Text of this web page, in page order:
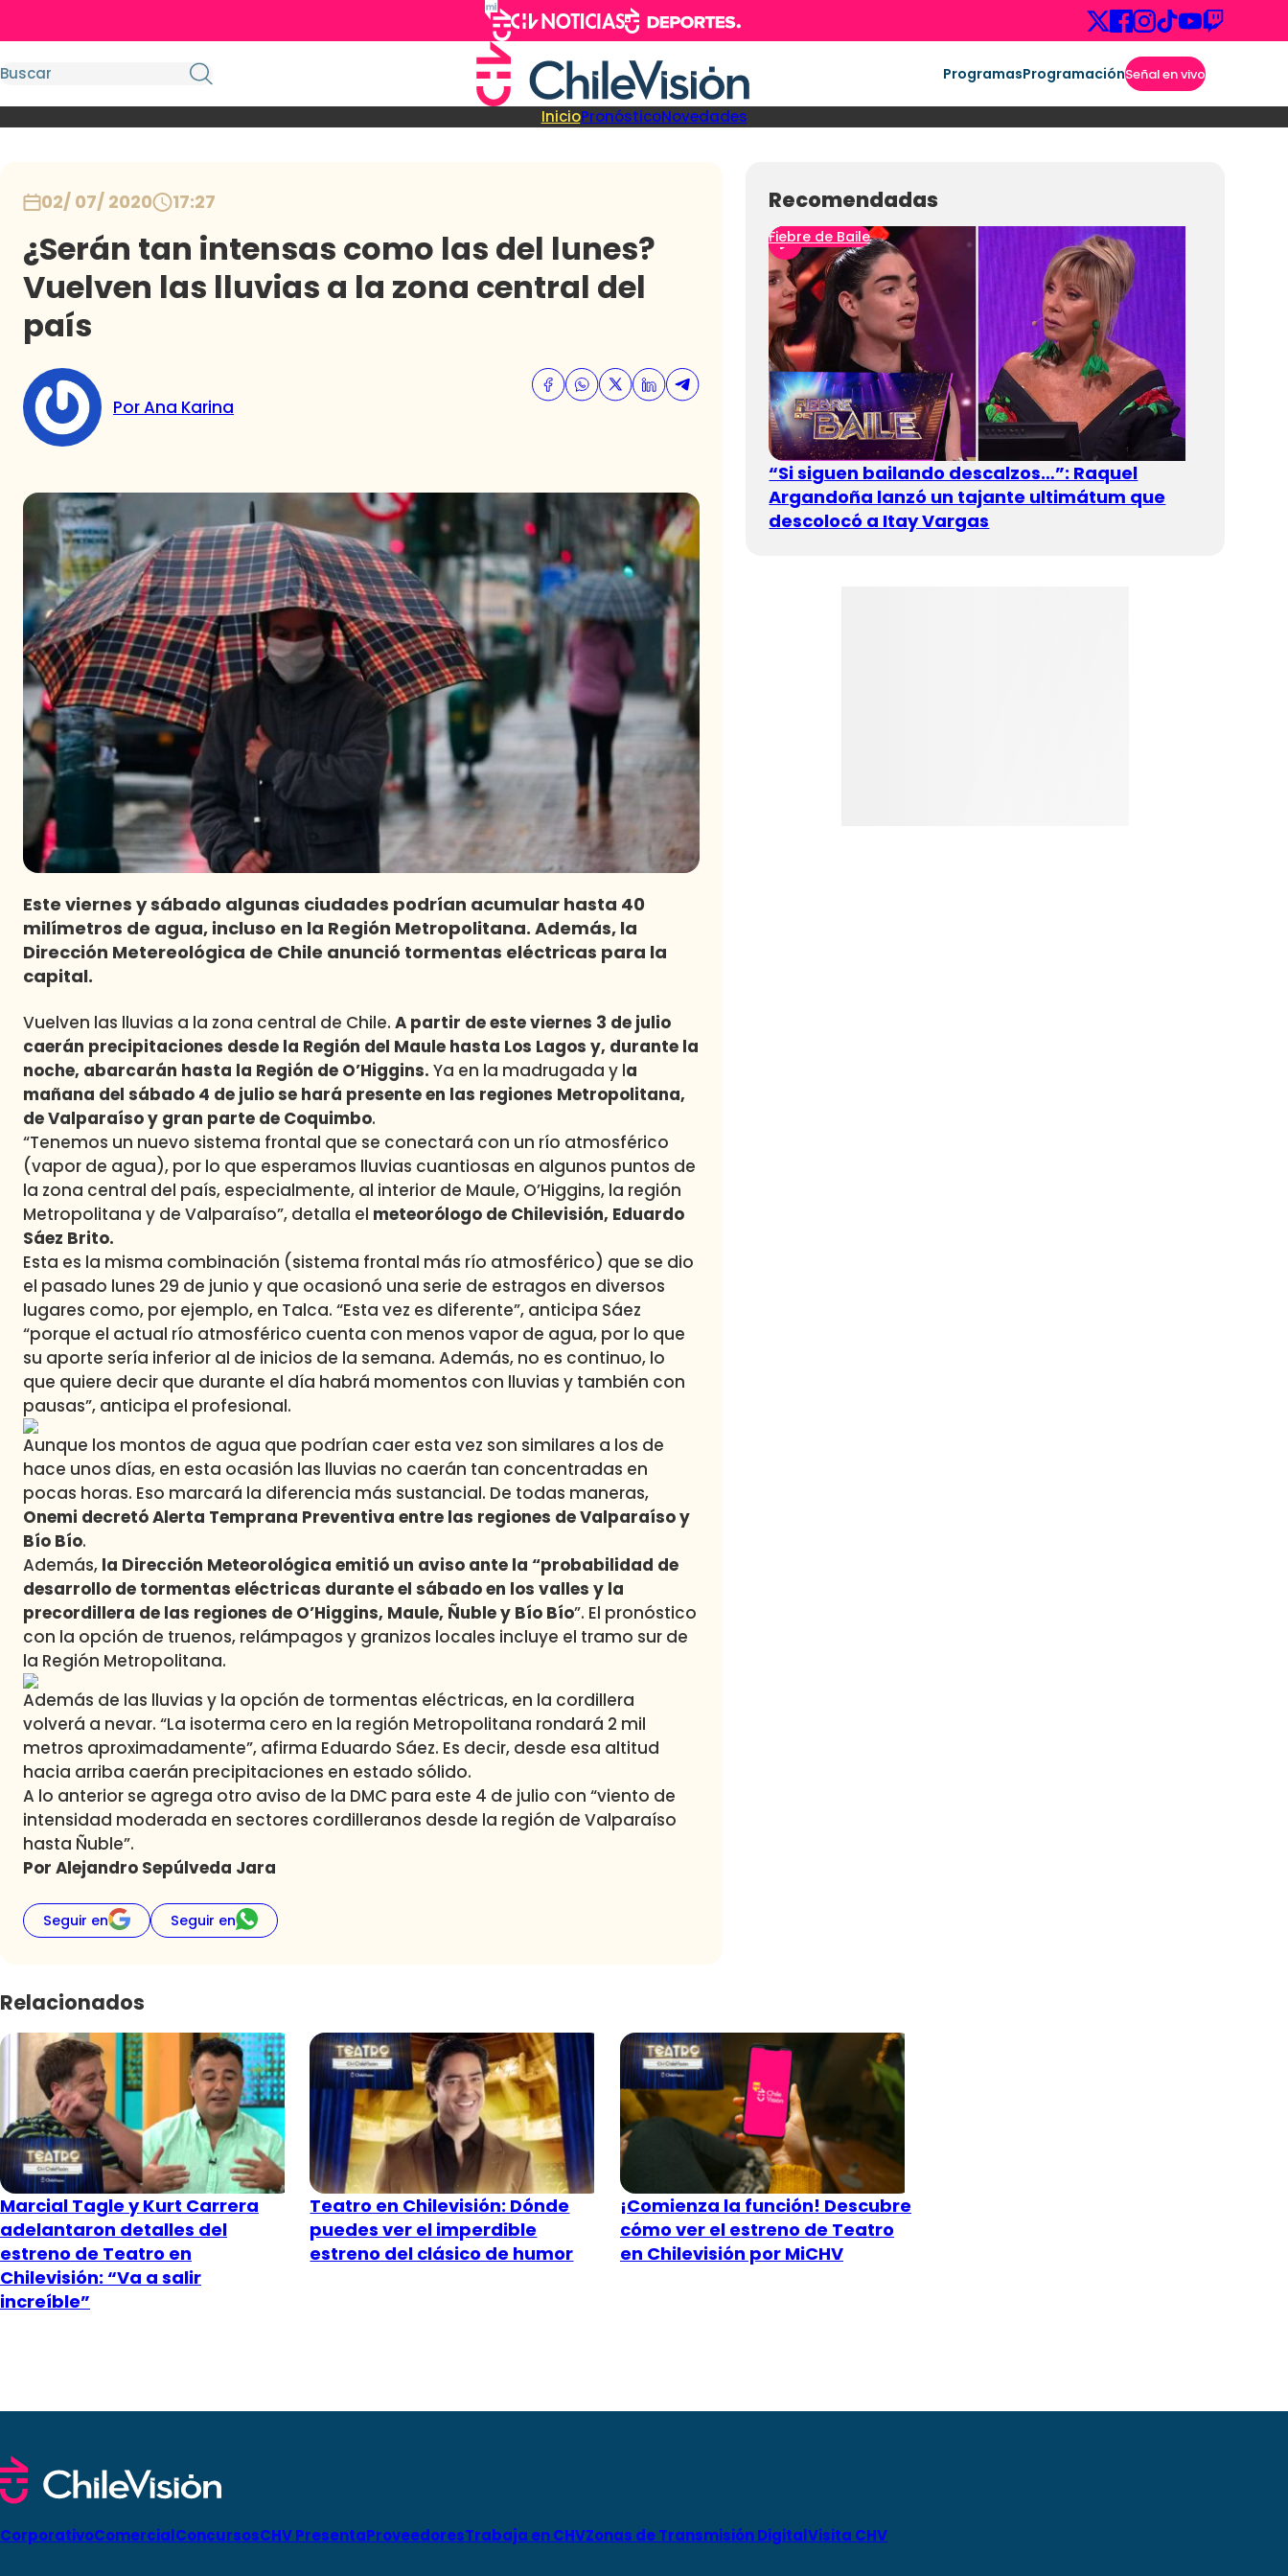
ProgramasProgramaciónSeñal en vivo
InicioPronósticoNovedades
02/ 07/ 2020 17:27
¿Serán tan intensas como las del lunes?
Vuelven las lluvias a la zona central del
país
Por Ana Karina
Este viernes y sábado algunas ciudades podrían acumular hasta 40
milímetros de agua, incluso en la Región Metropolitana. Además, la
Dirección Metereológica de Chile anunció tormentas eléctricas para la
capital.
Vuelven las lluvias a la zona central de Chile. A partir de este viernes 3 de julio
caerán precipitaciones desde la Región del Maule hasta Los Lagos y, durante la
noche, abarcarán hasta la Región de O’Higgins. Ya en la madrugada y la
mañana del sábado 4 de julio se hará presente en las regiones Metropolitana,
de Valparaíso y gran parte de Coquimbo.
“Tenemos un nuevo sistema frontal que se conectará con un río atmosférico
(vapor de agua), por lo que esperamos lluvias cuantiosas en algunos puntos de
la zona central del país, especialmente, al interior de Maule, O’Higgins, la región
Metropolitana y de Valparaíso”, detalla el meteorólogo de Chilevisión, Eduardo
Sáez Brito.
Esta es la misma combinación (sistema frontal más río atmosférico) que se dio
el pasado lunes 29 de junio y que ocasionó una serie de estragos en diversos
lugares como, por ejemplo, en Talca. “Esta vez es diferente”, anticipa Sáez
“porque el actual río atmosférico cuenta con menos vapor de agua, por lo que
su aporte sería inferior al de inicios de la semana. Además, no es continuo, lo
que quiere decir que durante el día habrá momentos con lluvias y también con
pausas”, anticipa el profesional.
Aunque los montos de agua que podrían caer esta vez son similares a los de
hace unos días, en esta ocasión las lluvias no caerán tan concentradas en
pocas horas. Eso marcará la diferencia más sustancial. De todas maneras,
Onemi decretó Alerta Temprana Preventiva entre las regiones de Valparaíso y
Bío Bío.
Además, la Dirección Meteorológica emitió un aviso ante la “probabilidad de
desarrollo de tormentas eléctricas durante el sábado en los valles y la
precordillera de las regiones de O’Higgins, Maule, Ñuble y Bío Bío”. El pronóstico
con la opción de truenos, relámpagos y granizos locales incluye el tramo sur de
la Región Metropolitana.
Además de las lluvias y la opción de tormentas eléctricas, en la cordillera
volverá a nevar. “La isoterma cero en la región Metropolitana rondará 2 mil
metros aproximadamente”, afirma Eduardo Sáez. Es decir, desde esa altitud
hacia arriba caerán precipitaciones en estado sólido.
A lo anterior se agrega otro aviso de la DMC para este 4 de julio con “viento de
intensidad moderada en sectores cordilleranos desde la región de Valparaíso
hasta Ñuble”.
Por Alejandro Sepúlveda Jara
Seguir en Seguir en
Recomendadas
Fiebre de Baile
“Si siguen bailando descalzos…”: Raquel
Argandoña lanzó un tajante ultimátum que
descolocó a Itay Vargas
Relacionados
Marcial Tagle y Kurt Carrera
adelantaron detalles del
estreno de Teatro en
Chilevisión: “Va a salir
increíble”
Teatro en Chilevisión: Dónde
puedes ver el imperdible
estreno del clásico de humor
¡Comienza la función! Descubre
cómo ver el estreno de Teatro
en Chilevisión por MiCHV
CorporativoComercialConcursosCHV PresentaProveedoresTrabaja en CHVZonas de Transmisión DigitalVisita CHV